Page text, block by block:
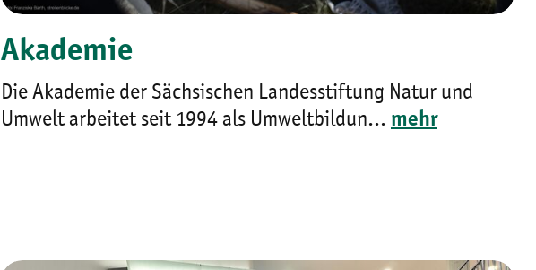
Akademie
Die Akademie der Sächsischen Landesstiftung Natur und
Umwelt arbeitet seit 1994 als Umweltbildun... mehr